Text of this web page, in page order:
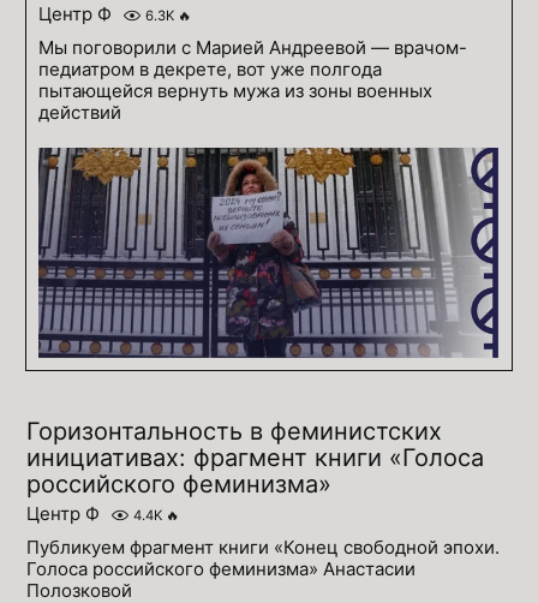
Центр Ф 6.3K 🔥
Мы поговорили с Марией Андреевой — врачом-
педиатром в декрете, вот уже полгода
пытающейся вернуть мужа из зоны военных
действий
Горизонтальность в феминистских
инициативах: фрагмент книги «Голоса
российского феминизма»
Центр Ф 4.4K 🔥
Публикуем фрагмент книги «Конец свободной эпохи.
Голоса российского феминизма» Анастасии
Полозковой